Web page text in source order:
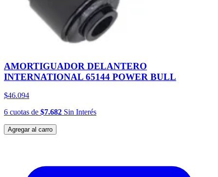
AMORTIGUADOR DELANTERO
INTERNATIONAL 65144 POWER BULL
$46.094
6 cuotas de $7.682 Sin Interés
Agregar al carro